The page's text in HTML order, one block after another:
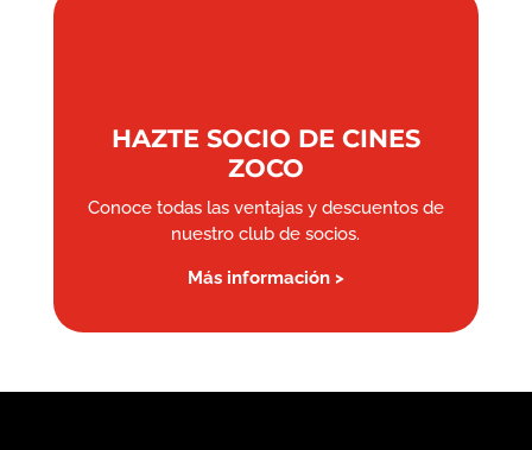
HAZTE SOCIO DE CINES
ZOCO
Conoce todas las ventajas y descuentos de
nuestro club de socios.
Más información >